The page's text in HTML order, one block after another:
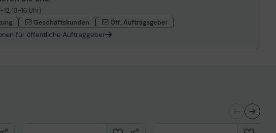
13-16 Uhr)
Geschäftskunden Öff. Auftragsgeber
für öffentliche Auftraggeber